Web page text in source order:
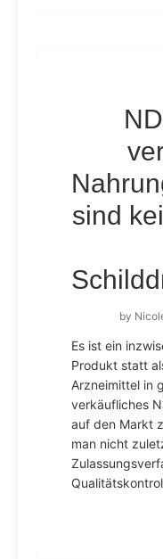
sind
by
Es ist ein
Produkt statt
Arzneimittel in
verkäufliches
auf den Markt
man nicht